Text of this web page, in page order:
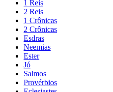
1 Reis
2 Reis
1 Crônicas
2 Crônicas
Esdras
Neemias
Ester
Jó
Salmos
Provérbios